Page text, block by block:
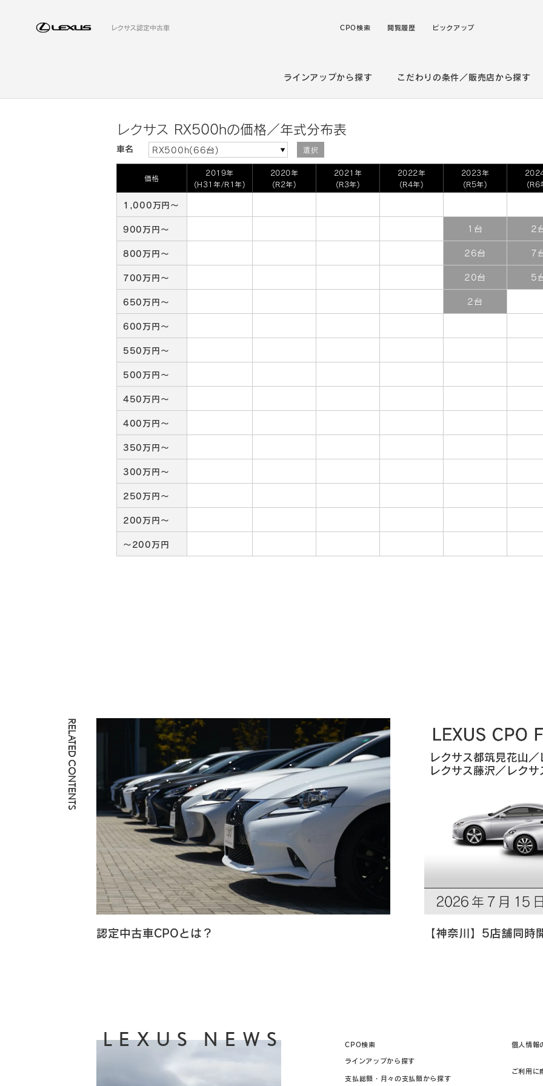
レクサス認定中古車 CPO検索 閲覧履歴 ピックアップ
ラインアップから探す こだわりの条件／販売店から探す
レクサス RX500hの価格／年式分布表
車名 RX500h(66台) 選択
価格
2019年
(H31年/R1年)
2020年
(R2年)
2021年
(R3年)
2022年
(R4年)
2023年
(R5年)
(R6
1,000万円～
900万円～ 1台 2
800万円～ 26台 7
700万円～ 20台 5
650万円～ 2台
600万円～
550万円～
500万円～
450万円～
400万円～
350万円～
300万円～
250万円～
200万円～
～200万円
RELATED CONTENTS
認定中古車CPOとは？ 【神奈川】5店舗同時
LEXUS NEWS
CPO検索
ラインアップから探す
支払総額・月々の支払額から探す
個人情報
ご利用に